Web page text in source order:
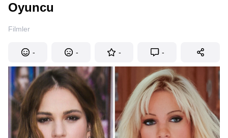
Oyuncu
Filmler
- - - -